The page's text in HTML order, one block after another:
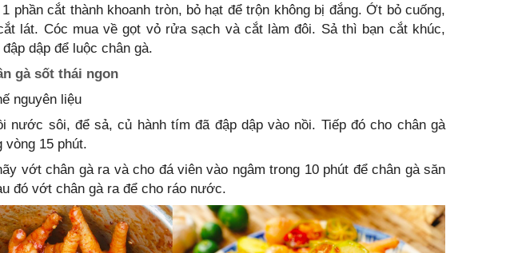
phần cắt thành khoanh tròn, bỏ hạt để trộn không bị đắng. Ớt bỏ cuống,
lát. Cóc mua về gọt vỏ rửa sạch và cắt làm đôi. Sả thì bạn cắt khúc,
dập để luộc chân gà.
gà sốt thái ngon
nguyên liệu
nước sôi, để sả, củ hành tím đã đập dập vào nồi. Tiếp đó cho chân gà
vòng 15 phút.
vớt chân gà ra và cho đá viên vào ngâm trong 10 phút để chân gà săn
đó vớt chân gà ra để cho ráo nước.